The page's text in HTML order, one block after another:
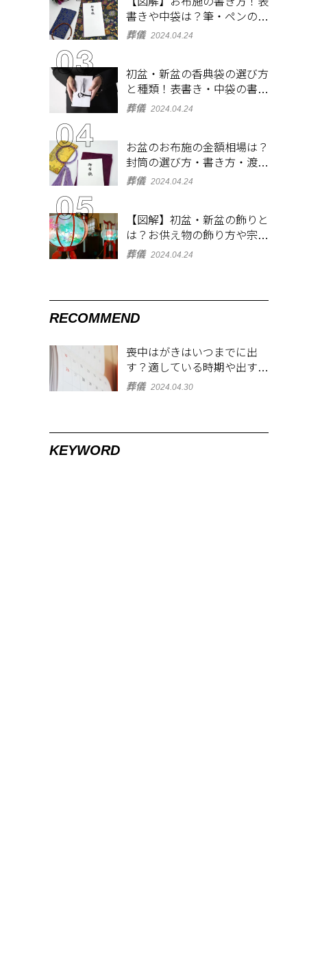
書きや中袋は？筆・ペンのマ
ナーとよくあるQ&A集
葬儀 2024.04.24
初盆・新盆の香典袋の選び方
と種類！表書き・中袋の書き
方、お札の入れ方も
葬儀 2024.04.24
お盆のお布施の金額相場は？
封筒の選び方・書き方・渡し
方も解説
葬儀 2024.04.24
【図解】初盆・新盆の飾りと
は？お供え物の飾り方や宗派
ごとの違いを解説！
葬儀 2024.04.24
RECOMMEND
喪中はがきはいつまでに出
す？適している時期や出す範
囲を解説！
葬儀 2024.04.30
KEYWORD